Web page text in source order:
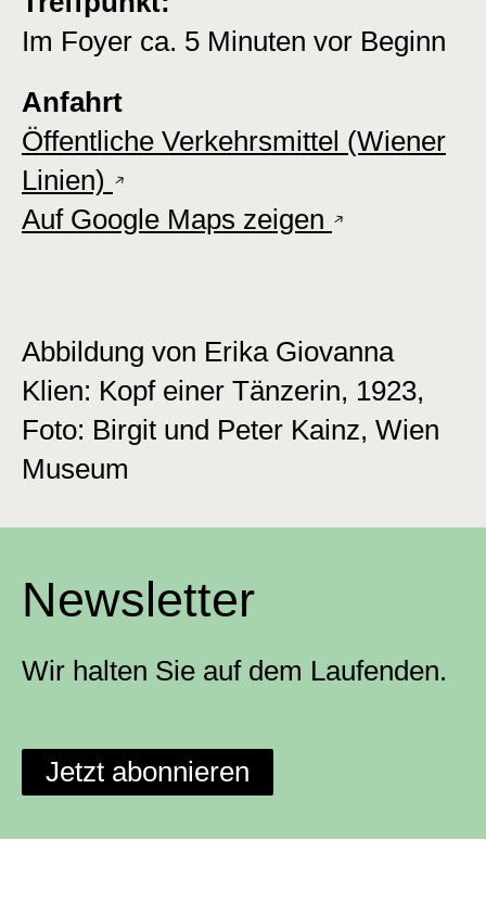
Im Foyer ca. 5 Minuten vor Beginn
Anfahrt
Öffentliche Verkehrsmittel (Wiener
Linien)
Auf Google Maps zeigen
Abbildung von Erika Giovanna
Klien: Kopf einer Tänzerin, 1923,
Foto: Birgit und Peter Kainz, Wien
Museum
Newsletter
Wir halten Sie auf dem Laufenden.
Jetzt abonnieren